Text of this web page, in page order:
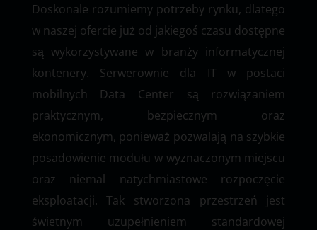
Doskonale rozumiemy potrzeby rynku, dlatego
w naszej ofercie już od jakiegoś czasu dostępne
są wykorzystywane w branży informatycznej
kontenery. Serwerownie dla IT w postaci
mobilnych Data Center są rozwiązaniem
praktycznym, bezpiecznym oraz
ekonomicznym, ponieważ pozwalają na szybkie
posadowienie modułu w wyznaczonym miejscu
oraz niemal natychmiastowe rozpoczęcie
eksploatacji. Tak stworzona przestrzeń jest
świetnym uzupełnieniem standardowej